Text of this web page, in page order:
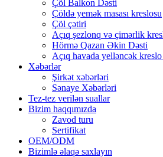
Çöl Balkon Dəsti
Çöldə yemək masası kreslosu
Çöl çətiri
Açıq şezlonq və çimərlik
Hörmə Qazan Əkin Dəsti
Açıq havada yelləncək
Xəbərlər
Şirkət xəbərləri
Sənaye Xəbərləri
Tez-tez verilən suallar
Bizim haqqımızda
Zavod turu
Sertifikat
OEM/ODM
Bizimlə əlaqə saxlayın